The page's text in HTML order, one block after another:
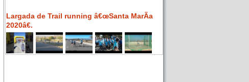
Largada de Trail running â€œSanta MarÃ­a
2020â€.